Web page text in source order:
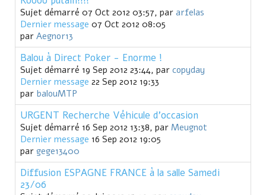
Sujet démarré 07 Oct 2012 03:57, par arfelas
Dernier message 07 Oct 2012 08:05
par Aegnor13
Balou à Direct Poker - Enorme !
Sujet démarré 19 Sep 2012 23:44, par copyday
Dernier message 22 Sep 2012 19:33
par balouMTP
URGENT Recherche Véhicule d'occasion
Sujet démarré 16 Sep 2012 13:38, par Meugnot
Dernier message 16 Sep 2012 19:05
par gege13400
Diffusion ESPAGNE FRANCE à la salle Samedi
23/06